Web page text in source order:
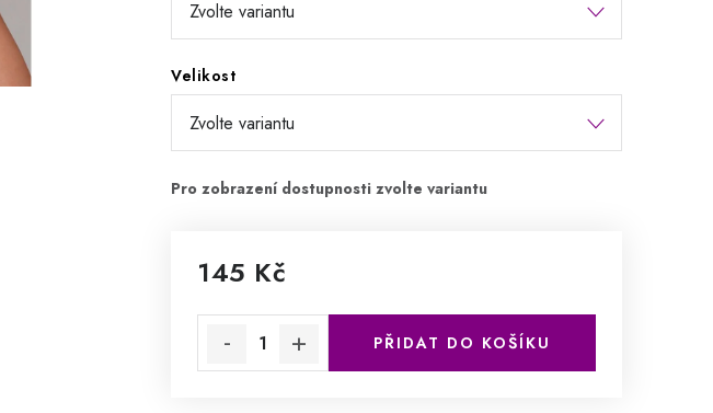
Velikost
145 Kč
PŘIDAT DO KOŠÍKU